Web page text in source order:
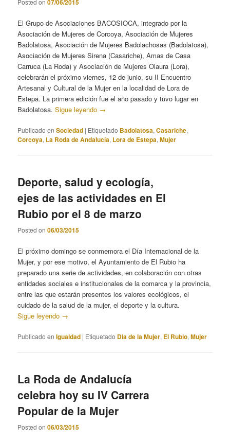
Posted on07/06/2015
El Grupo de Asociaciones BACOSIOCA, integrado por la
Asociación de Mujeres de Corcoya, Asociación de Mujeres
Badolatosa, Asociación de Mujeres Badolachosas (Badolatosa),
Asociación de Mujeres Sirena (Casariche), Amas de Casa
Carruca (La Roda) y Asociación de Mujeres Olaura (Lora),
celebrarán el próximo viernes, 12 de junio, su II Encuentro
Artesanal y Cultural de la Mujer en la localidad de Lora de
Estepa. La primera edición fue el año pasado y tuvo lugar en
Badolatosa.Sigue leyendo →
Publicado en Sociedad | Etiquetado Badolatosa,Casariche,
Corcoya, La Roda de Andalucía, Lora de Estepa,Mujer
Deporte, salud y ecología,
ejes de las actividades en El
Rubio por el 8 de marzo
Posted on06/03/2015
El próximo domingo se conmemora el Día Internacional de la
Mujer, y por ese motivo, el Ayuntamiento de El Rubio ha
preparado una serie de actividades, en colaboración con otras
entidades sociales e institucionales de la comarca y la provincia,
entre las que estarán presentes los valores ecológicos, el
cuidado de la salud de la mujer, el deporte y la cultura.
Sigue leyendo →
Publicado en Igualdad | Etiquetado Dia de la Mujer, El Rubio,Mujer
La Roda de Andalucía
celebra hoy su IV Carrera
Popular de la Mujer
Posted on06/03/2015